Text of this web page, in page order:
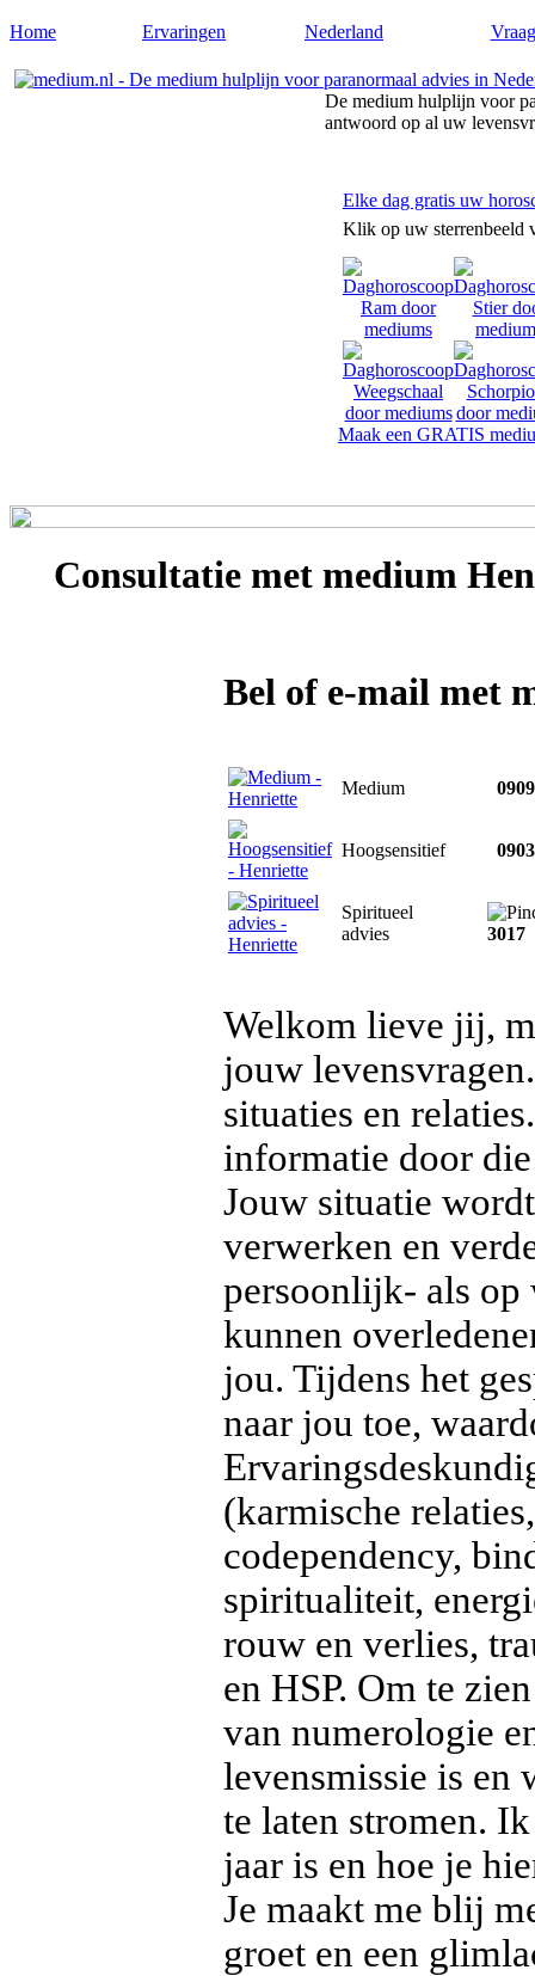
Home Ervaringen Nederland
De medium hulplijn voor
antwoord op al uw
Elke dag gratis uw
Klik op uw sterrenbeeld
Maak een GRATIS
Consultatie met medium
Bel of e-mail met
Medium
Hoogsensitief
Spiritueel
advies
3017
Welkom lieve jij,
jouw
situaties en
informatie door
Jouw situatie
verwerken en
persoonlijk- als op
kunnen
jou. Tijdens het
naar jou toe,
(karmische
codependency,
spiritualiteit,
rouw en verlies,
en HSP. Om te
van numerologie
levensmissie is en
te laten stromen.
jaar is en hoe je
Je maakt me blij
groet en een